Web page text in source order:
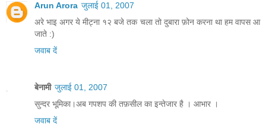
Arun Arora जुलाई 01, 2007
अरे भाइ अगर ये मीट्ना १२ बजे तक चला तो दुबारा फ़ोन करना था हम वापस आ
जाते :)
जवाब दें
बेनामी जुलाई 01, 2007
सुन्दर भूमिका।अब गपशप की तफ़सील का इन्तेजार है । आभार ।
जवाब दें